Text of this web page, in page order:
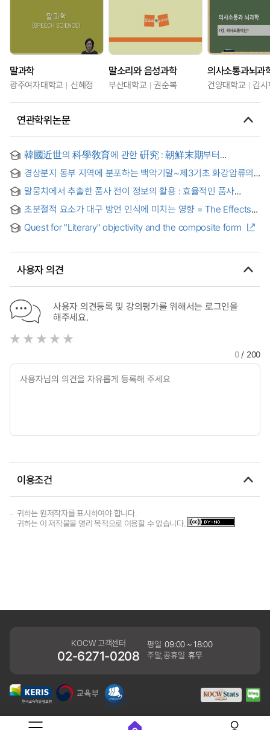
말과학
광주여자대학교 신혜정
말소리와 음성과학
부산대학교 권순복
의사소통과뇌과
건양대학교 김
연관학위논문
韓國近世의 科學敎育에 관한 硏究 : 朝鮮末期부터
日帝下까지를 中心으로
경상분지 동부 지역에 분포하는 백악기말~제3기초 화강암류의
지화학적 특성 고찰 = Geochemical characteristic study of
the late cretaceous to early teriary granitic rocks in eastern
part of Gyeonsang province
말뭉치에서 추출한 품사 전이 정보의 활용 : 효율적인 품사
태깅을 위한 제언
초분절적 요소가 대구 방언 인식에 미치는 영향 = The Effects
Quest for "Literary" objectivity and the composite form
사용자 의견
사용자 의견등록 및 강의평가를 위해서는 로그인을
해주세요.
0/ 200
이용조건
귀하는 원저작자를 표시하여야 합니다.
귀하는 이 저작물을 영리 목적으로 이용할 수 없습니다.
KOCW 고객센터
02-6271-0208
평일 09:00 ~ 18:00
주말,공휴일 휴무